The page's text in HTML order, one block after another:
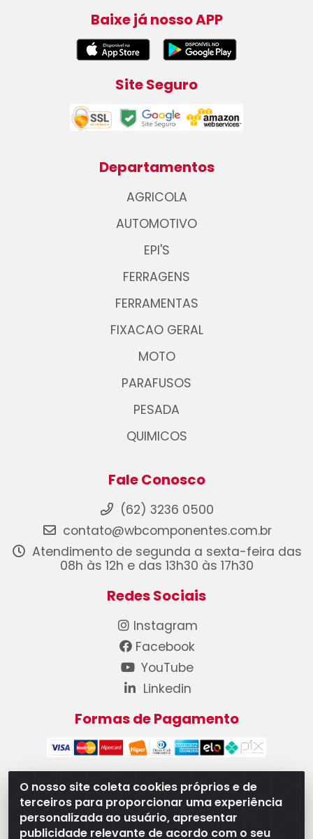
O nosso site coleta cookies próprios e de
terceiros para proporcionar uma experiência
personalizada ao usuário, apresentar
publicidade relevante de acordo com o seu
Baixe já nosso APP
Site Seguro
Departamentos
AGRICOLA
AUTOMOTIVO
EPI'S
FERRAGENS
FERRAMENTAS
FIXACAO GERAL
MOTO
PARAFUSOS
PESADA
QUIMICOS
Fale Conosco
(62) 3236 0500
contato@wbcomponentes.com.br
Atendimento de segunda a sexta-feira das
08h às 12h e das 13h30 às 17h30
Redes Sociais
Instagram
Facebook
YouTube
Linkedin
Formas de Pagamento
WB Componentes Automotivos LTDA - CNPJ
08.528.393/0001-12 - Rua do Níquel, 667 - Parque
Oeste Industrial, Goiânia/GO - CEP 74375-660